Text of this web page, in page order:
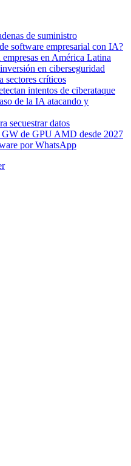
de suministro
software empresarial con IA?
en América Latina
en ciberseguridad
sectores críticos
intentos de ciberataque
de la IA atacando y
secuestrar datos
GW de GPU AMD desde 2027
por WhatsApp